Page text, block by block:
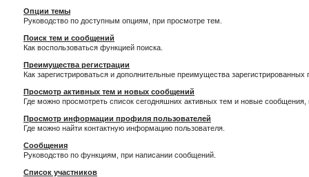
Опции темы
Руководство по доступным опциям, при просмотре тем.
Поиск тем и сообщений
Как воспользоваться функцией поиска.
Преимущества регистрации
Как зарегистрироваться и дополнительные преимущества зарегистрированных
Просмотр активных тем и новых сообщений
Где можно просмотреть список сегодняшних активных тем и новые
Просмотр информации профиля пользователей
Где можно найти контактную информацию пользователя.
Сообщения
Руководство по функциям, при написании сообщений.
Список участников